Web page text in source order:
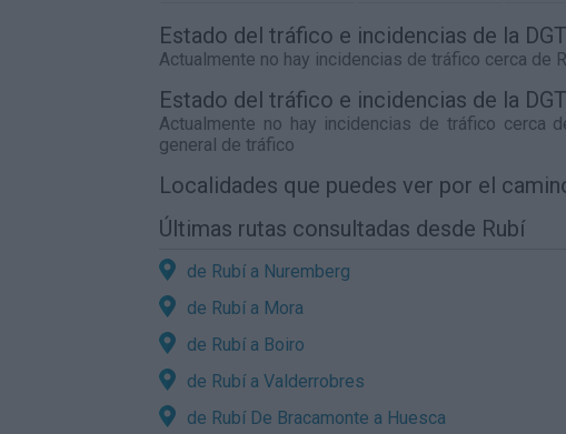
Estado del tráfico e incidencias de la
Actualmente no hay incidencias de tráfico cerca de
Estado del tráfico e incidencias de la
Actualmente no hay incidencias de tráfico cerca
general de tráfico
Localidades que puedes ver por el
Últimas rutas consultadas desde Rubí
de Rubí a Nuremberg
de Rubí a Mora
de Rubí a Boiro
de Rubí a Valderrobres
de Rubí De Bracamonte a Huesca